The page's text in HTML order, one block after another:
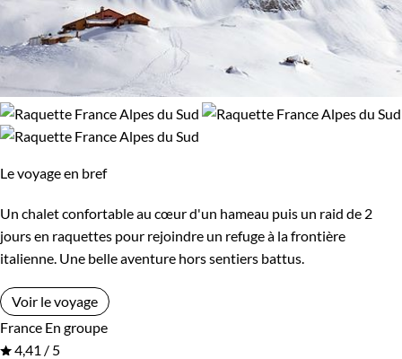
Le voyage en bref
Un chalet confortable au cœur d'un hameau puis un raid de 2
jours en raquettes pour rejoindre un refuge à la frontière
italienne. Une belle aventure hors sentiers battus.
Voir le voyage
France En groupe
4,41 / 5